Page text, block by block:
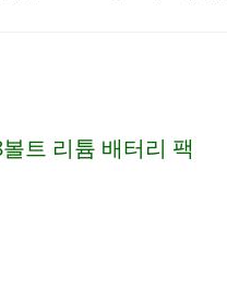
트 리튬 배터리 팩